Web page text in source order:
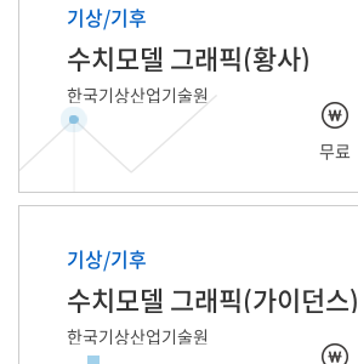
기상/기후
수치모델 그래픽(황사)
한국기상산업기술원
무료
기상/기후
수치모델 그래픽(가이던스)
한국기상산업기술원